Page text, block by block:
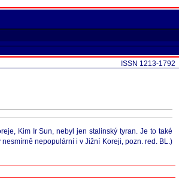
ISSN 1213-1792
Kim Ir Sun, nebyl jen stalinský tyran. Je to také
nepopulární i v Jižní Koreji, pozn. red. BL.)